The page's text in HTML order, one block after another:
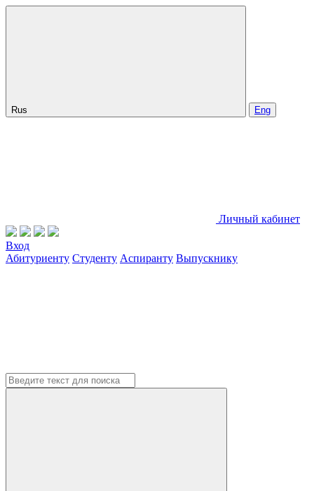
Rus Eng
Личный кабинет
Вход
Абитуриенту Студенту Аспиранту Выпускнику